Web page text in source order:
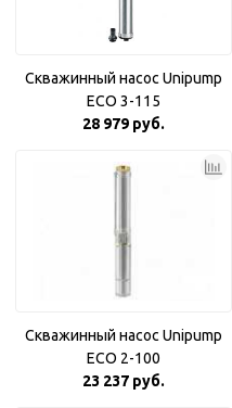
Скважинный насос Unipump
ECO 3-115
28 979 руб.
Скважинный насос Unipump
ECO 2-100
23 237 руб.